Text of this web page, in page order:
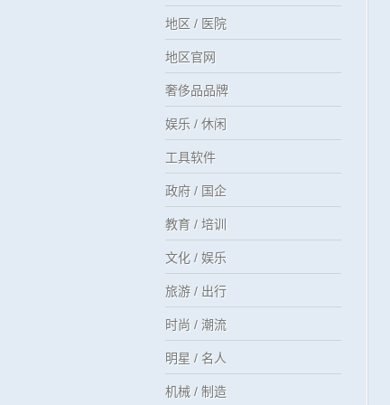
地区 / 医院
地区官网
奢侈品品牌
娱乐 / 休闲
工具软件
政府 / 国企
教育 / 培训
文化 / 娱乐
旅游 / 出行
时尚 / 潮流
明星 / 名人
机械 / 制造